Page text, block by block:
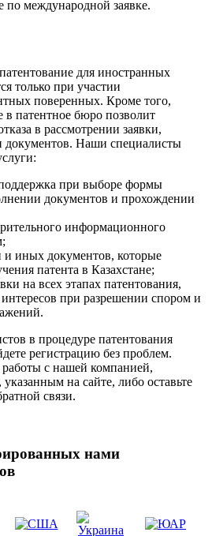
по международной заявке.
для иностранных
только при участии
поверенных. Кроме того,
в патентное бюро позволит
в рассмотрении заявки,
документов. Наши специалисты
при выборе формы
документов и прохождении
информационного
и иных документов, которые
патента в Казахстане;
на всех этапах патентования,
интересов при разрешении спором и
в процедуре патентования
регистрацию без проблем.
с нашей компанией,
на сайте, либо оставьте
связи.
нами